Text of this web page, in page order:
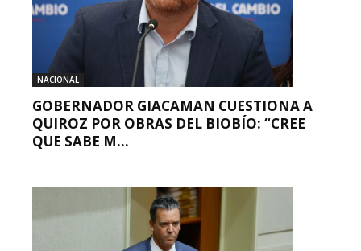
NACIONAL
GOBERNADOR GIACAMAN CUESTIONA A
QUIROZ POR OBRAS DEL BIOBÍO: “CREE
QUE SABE M...